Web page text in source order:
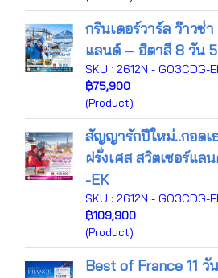
กรินเดอร์วาร์ล ว๊าวซ่
แลนด์ – อิตาลี 8 วัน
SKU : 2612N - GO3CDG-
฿75,900
(Product)
สัญญารักปีใหม่..กอดเ
ฝรั่งเศส สวิตเซอร์แล
-EK
SKU : 2612N - GO3CDG-
฿109,900
(Product)
Best of France 11 วั